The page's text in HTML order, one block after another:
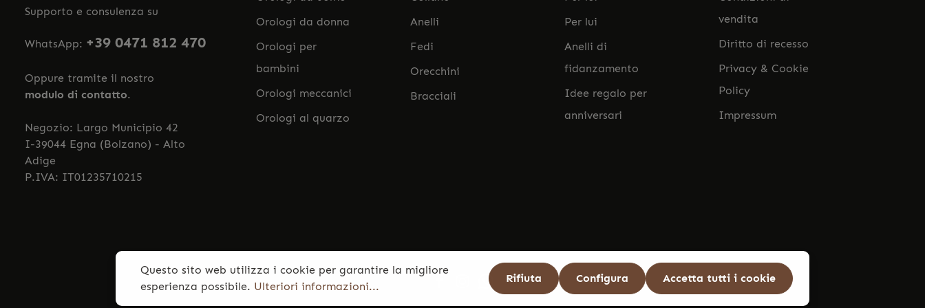
Supporto e consulenza su
WhatsApp: +39 0471 812 470
Oppure tramite il nostro
modulo di contatto.
Negozio: Largo Municipio 42
I-39044 Egna (Bolzano) - Alto
Adige
P.IVA: IT01235710215
Orologi da donna
Orologi per
bambini
Orologi meccanici
Orologi al quarzo
Anelli
Fedi
Orecchini
Bracciali
Per lui
Anelli di
fidanzamento
Idee regalo per
anniversari
vendita
Diritto di recesso
Privacy & Cookie
Policy
Impressum
Questo sito web utilizza i cookie per garantire la migliore
esperienza possibile. Ulteriori informazioni...
Rifiuta Configura Accetta tutti i cookie